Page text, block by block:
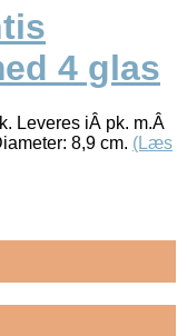
4 glas
Leveres iÂ pk. m.Â
8,9 cm. (Læs